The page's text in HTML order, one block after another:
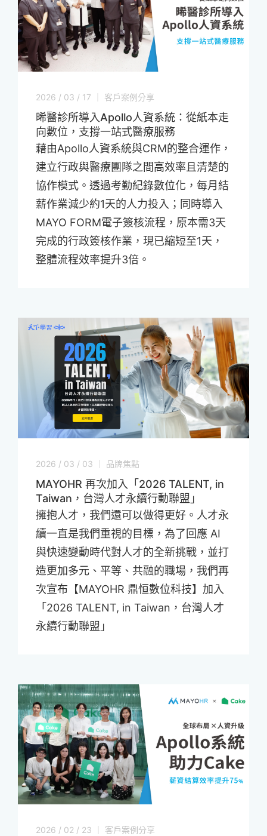
2026 / 03 / 17 ｜ 客戶案例分享
晞醫診所導入Apollo人資系統：從紙本走
向數位，支撐一站式醫療服務
藉由Apollo人資系統與CRM的整合運作，
建立行政與醫療團隊之間高效率且清楚的
協作模式。透過考勤紀錄數位化，每月結
薪作業減少約1天的人力投入；同時導入
MAYO FORM電子簽核流程，原本需3天
完成的行政簽核作業，現已縮短至1天，
整體流程效率提升3倍。
2026 / 03 / 03 ｜ 品牌焦點
MAYOHR 再次加入「2026 TALENT, in
Taiwan，台灣人才永續行動聯盟」
擁抱人才，我們還可以做得更好。人才永
續一直是我們重視的目標，為了回應 AI
與快速變動時代對人才的全新挑戰，並打
造更加多元、平等、共融的職場，我們再
次宣布【MAYOHR 鼎恒數位科技】加入
「2026 TALENT, in Taiwan，台灣人才
永續行動聯盟」
2026 / 02 / 23 ｜ 客戶案例分享